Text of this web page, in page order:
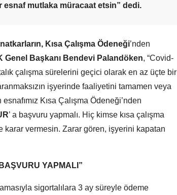
mutlaka müracaat etsin” dedi.
Kısa Çalışma Ödeneği’nden
Genel Başkanı Bendevi Palandöken, “Covid-
çalışma sürelerini geçici olarak en az üçte bir
işyerinde faaliyetini tamamen veya
Kısa Çalışma Ödeneği’nden
’ a başvuru yapmalı. Hiç kimse kısa çalışma
karar vermesin. Zarar gören, işyerini kapatan
YAPMALI”
sigortalılara 3 ay süreyle ödeme